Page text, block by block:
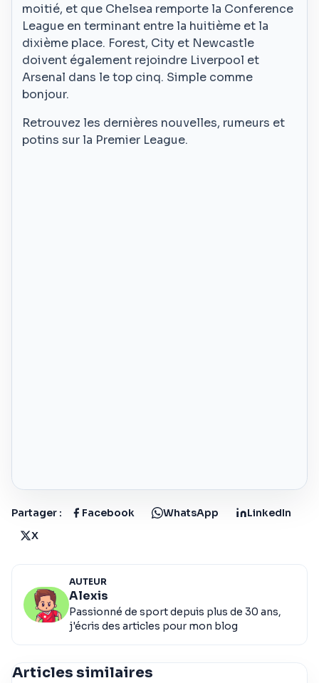
moitié, et que Chelsea remporte la Conference
League en terminant entre la huitième et la
dixième place. Forest, City et Newcastle
doivent également rejoindre Liverpool et
Arsenal dans le top cinq. Simple comme
bonjour.
Retrouvez les dernières nouvelles, rumeurs et
potins sur la Premier League.
Partager : Facebook WhatsApp
LinkedIn
X
AUTEUR
Alexis
Passionné de sport depuis plus de 30 ans,
j'écris des articles pour mon blog
Articles similaires